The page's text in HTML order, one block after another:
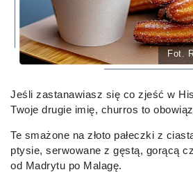
Fot.
Jeśli zastanawiasz się co zjeść w
Twoje drugie imię, churros to
Te smażone na złoto pałeczki z
ptysie, serwowane z gęstą, gorącą
od Madrytu po Malagę.